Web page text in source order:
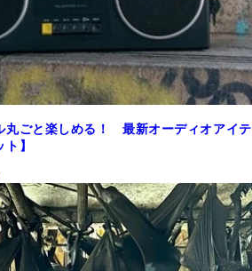
丸ごと楽しめる！ 最新オーディオアイテ
】